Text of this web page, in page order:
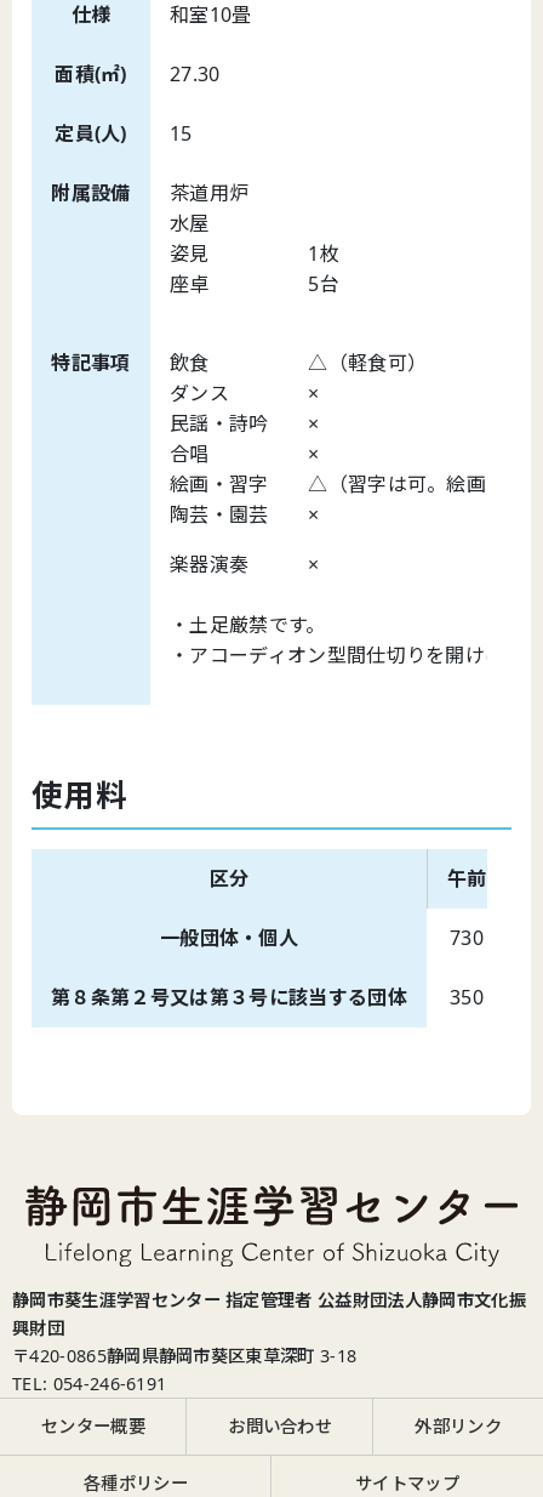
仕様 和室10畳
面積(㎡) 27.30
定員(人) 15
附属設備
茶道用炉
水屋
姿見 1枚
座卓 5台
特記事項
飲食 △（軽食可）
ダンス ×
民謡・詩吟 ×
合唱 ×
絵画・習字 △（習字は可。絵画は不
陶芸・園芸 ×
楽器演奏 ×
・土足厳禁です。
・アコーディオン型間仕切りを開けば第
使用料
区分 午前
一般団体・個人 730
第８条第２号又は第３号に該当する団体 350
静岡市葵生涯学習センター 指定管理者 公益財団法人静岡市文化振
興財団
〒420-0865静岡県静岡市葵区東草深町 3-18
TEL: 054-246-6191
センター概要
お問い合わせ 外部リンク
各種ポリシー サイトマップ